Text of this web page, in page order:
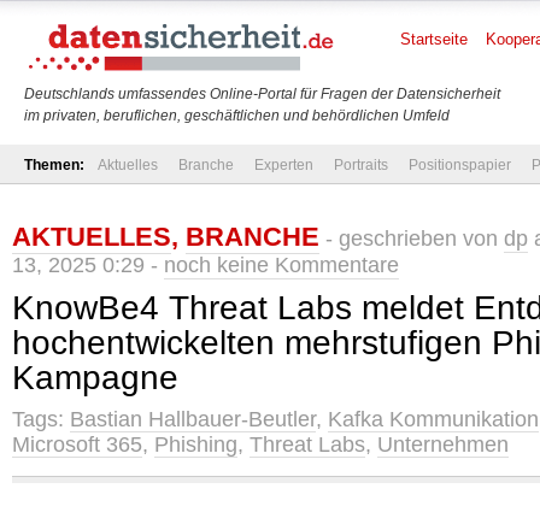
Deutschlands umfassendes Online-Portal für Fragen der Datensicherheit
im privaten, beruflichen, geschäftlichen und behördlichen Umfeld
Startseite
Themen: Aktuelles Branche Experten Portraits Positionspapier
AKTUELLES, BRANCHE - geschrieben von dp
13, 2025 0:29 - noch keine Kommentare
KnowBe4 Threat Labs meldet
hochentwickelten mehrstufigen
Kampagne
Tags: Bastian Hallbauer-Beutler, Kafka Kommunikation
Microsoft 365, Phishing, Threat Labs, Unternehmen